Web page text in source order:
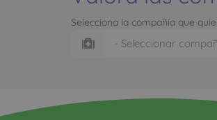
Selecciona la compañía que